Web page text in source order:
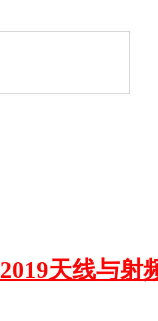
2019天线与射